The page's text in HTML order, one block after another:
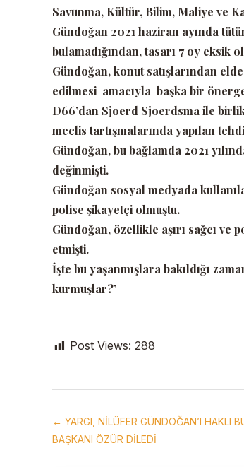
Savunma, Kültür, Bilim, Maliye ve
Gündoğan 2021 haziran ayında
bulamadığından, tasarı 7 oy eksik
Gündoğan, konut satışlarından
edilmesi amacıyla başka bir
D66’dan Sjoerd Sjoerdsma ile
meclis tartışmalarında yapılan
Gündoğan, bu bağlamda 2021
değinmişti.
Gündoğan sosyal medyada
polise şikayetçi olmuştu.
Gündoğan, özellikle aşırı sağcı ve
etmişti.
İşte bu yaşanmışlara bakıldığı
kurmuşlar?’
Post Views: 288
← YARGI, NİLÜFER GÜNDOĞAN’I HAKLI
BAŞKANI ÖZÜR DİLEDİ